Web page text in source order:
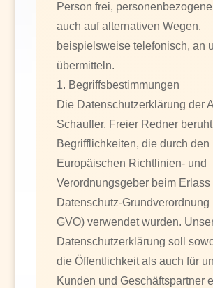
Person frei,
auch auf alternativen Wegen,
beispielsweise telefonisch, an
übermitteln.
1. Begriffsbestimmungen
Die Datenschutzerklärung der
Schaufler, Freier Redner
Begrifflichkeiten, die durch den
Europäischen Richtlinien- und
Verordnungsgeber beim Erlass
Datenschutz-Grundverordnung
GVO) verwendet wurden.
Datenschutzerklärung soll
die Öffentlichkeit als auch für
Kunden und Geschäftspartner